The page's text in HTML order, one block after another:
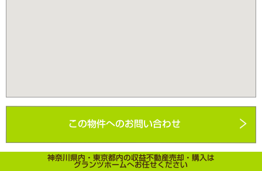
この物件へのお問い合わせ
神奈川県内・東京都内の収益不動産売却・購入は
グランツホームへお任せください